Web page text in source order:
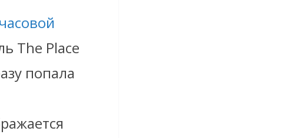
часовой
The Place
попала